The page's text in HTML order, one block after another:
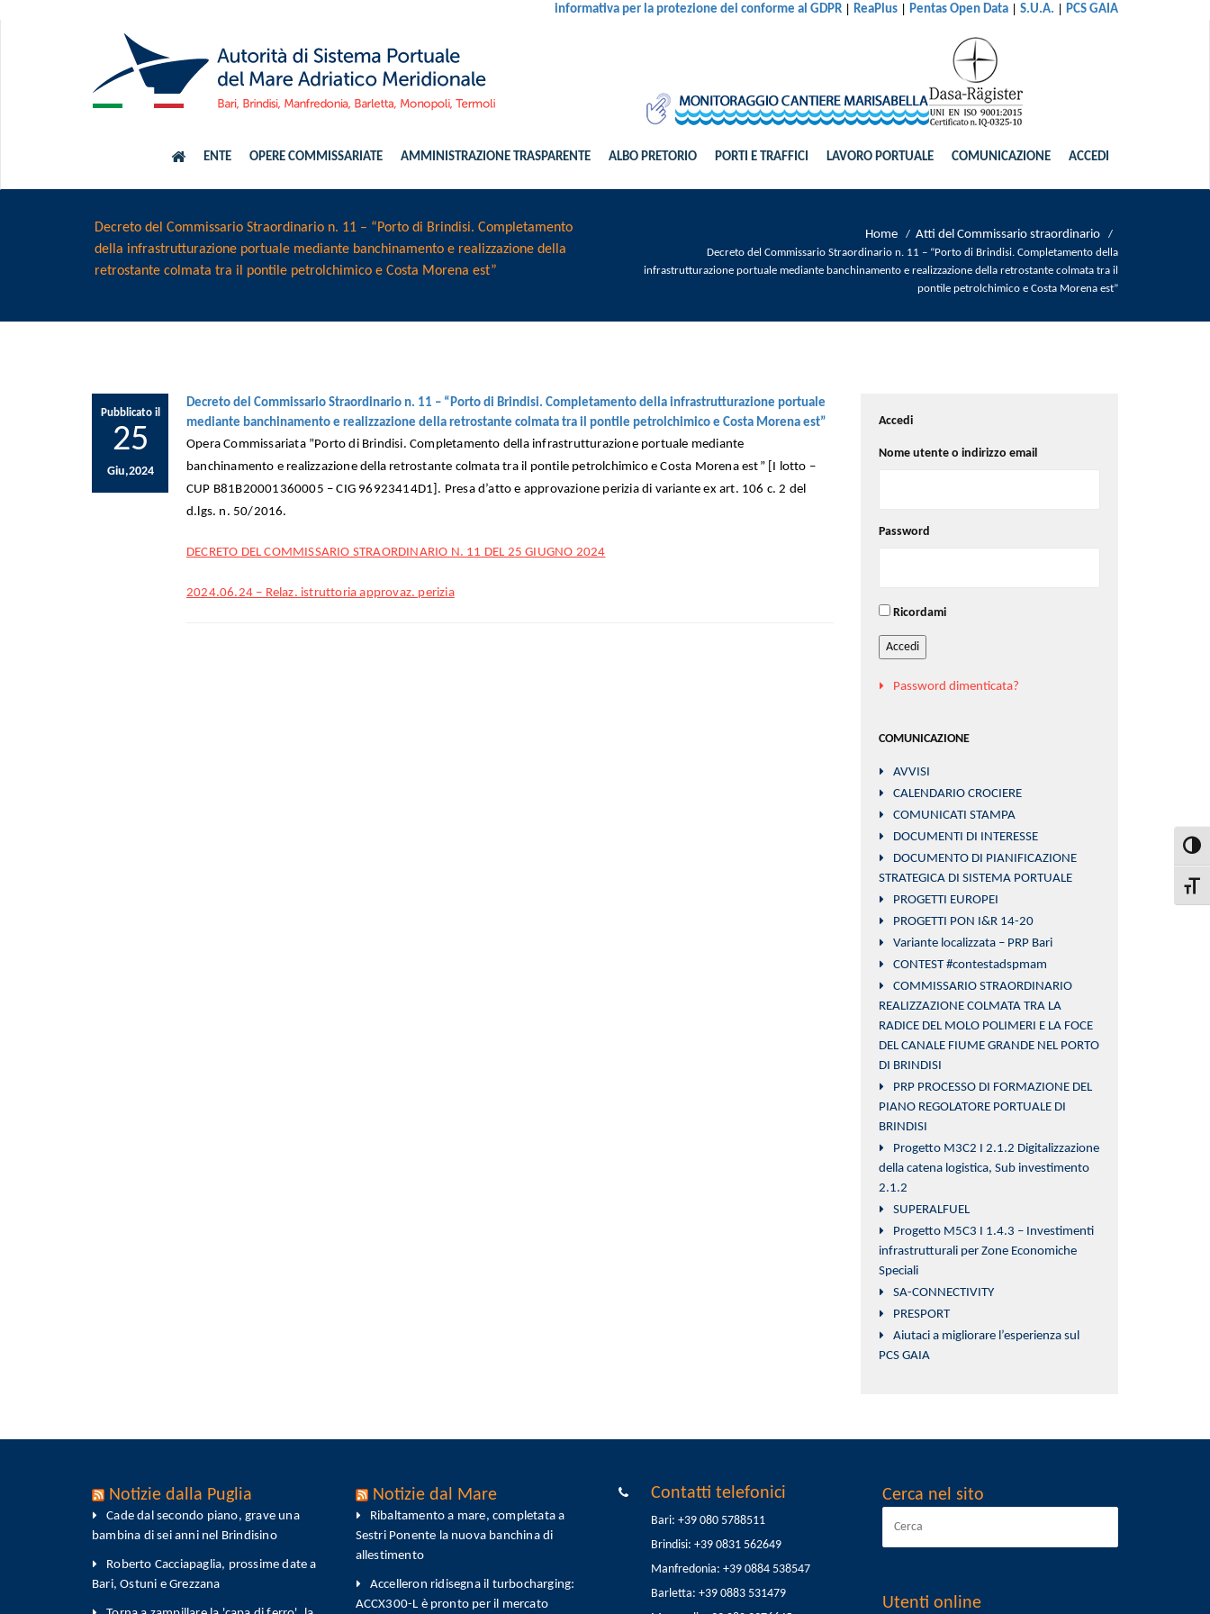
informativa per la protezione dei conforme al GDPR | ReaPlus | Pentas Open Data | S.U.A. | PCS GAIA
ENTE OPERE COMMISSARIATE AMMINISTRAZIONE TRASPARENTE ALBO PRETORIO PORTI E TRAFFICI LAVORO PORTUALE COMUNICAZIONE ACCEDI
Decreto del Commissario Straordinario n. 11 – “Porto di Brindisi. Completamento
della infrastrutturazione portuale mediante banchinamento e realizzazione della
retrostante colmata tra il pontile petrolchimico e Costa Morena est”
Home / Atti del Commissario straordinario /
Decreto del Commissario Straordinario n. 11 – “Porto di Brindisi. Completamento della
infrastrutturazione portuale mediante banchinamento e realizzazione della retrostante colmata tra il
pontile petrolchimico e Costa Morena est”
Pubblicato il
25
Giu,2024
Decreto del Commissario Straordinario n. 11 – “Porto di Brindisi. Completamento della infrastrutturazione portuale
mediante banchinamento e realizzazione della retrostante colmata tra il pontile petrolchimico e Costa Morena est”
Opera Commissariata ”Porto di Brindisi. Completamento della infrastrutturazione portuale mediante
banchinamento e realizzazione della retrostante colmata tra il pontile petrolchimico e Costa Morena est” [I lotto –
CUP B81B20001360005 – CIG 96923414D1]. Presa d’atto e approvazione perizia di variante ex art. 106 c. 2 del
d.lgs. n. 50/2016.
DECRETO DEL COMMISSARIO STRAORDINARIO N. 11 DEL 25 GIUGNO 2024
2024.06.24 – Relaz. istruttoria approvaz. perizia
Accedi
Nome utente o indirizzo email
Password
Ricordami
Accedi
Password dimenticata?
COMUNICAZIONE
AVVISI
CALENDARIO CROCIERE
COMUNICATI STAMPA
DOCUMENTI DI INTERESSE
DOCUMENTO DI PIANIFICAZIONE
STRATEGICA DI SISTEMA PORTUALE
PROGETTI EUROPEI
PROGETTI PON I&R 14-20
Variante localizzata – PRP Bari
CONTEST #contestadspmam
COMMISSARIO STRAORDINARIO
REALIZZAZIONE COLMATA TRA LA
RADICE DEL MOLO POLIMERI E LA FOCE
DEL CANALE FIUME GRANDE NEL PORTO
DI BRINDISI
PRP PROCESSO DI FORMAZIONE DEL
PIANO REGOLATORE PORTUALE DI
BRINDISI
Progetto M3C2 I 2.1.2 Digitalizzazione
della catena logistica, Sub investimento
2.1.2
SUPERALFUEL
Progetto M5C3 I 1.4.3 – Investimenti
infrastrutturali per Zone Economiche
Speciali
SA-CONNECTIVITY
PRESPORT
Aiutaci a migliorare l’esperienza sul
PCS GAIA
Notizie dalla Puglia
Cade dal secondo piano, grave una
bambina di sei anni nel Brindisino
Roberto Cacciapaglia, prossime date a
Bari, Ostuni e Grezzana
Notizie dal Mare
Ribaltamento a mare, completata a
Sestri Ponente la nuova banchina di
allestimento
Accelleron ridisegna il turbocharging:
ACCX300-L è pronto per il mercato
Contatti telefonici
Bari: +39 080 5788511
Brindisi: +39 0831 562649
Manfredonia: +39 0884 538547
Barletta: +39 0883 531479
Cerca nel sito
Utenti online